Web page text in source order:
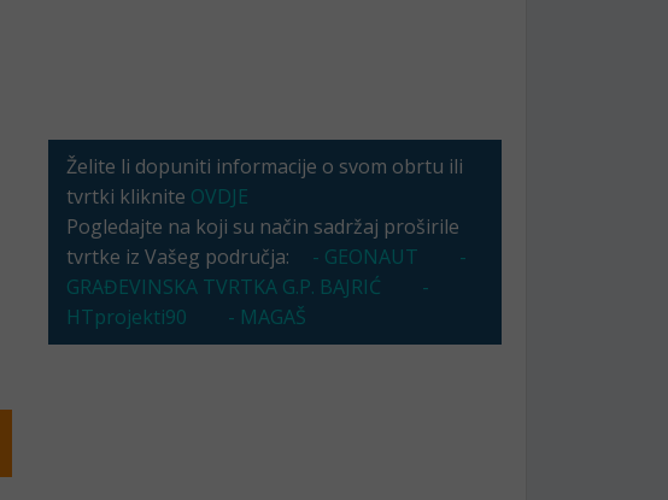
Želite li dopuniti informacije o svom obrtu ili
tvrtki kliknite OVDJE
Pogledajte na koji su način sadržaj proširile
tvrtke iz Vašeg područja:
- GEONAUT
-
GRAĐEVINSKA TVRTKA G.P. BAJRIĆ
-
HTprojekti90
- MAGAŠ